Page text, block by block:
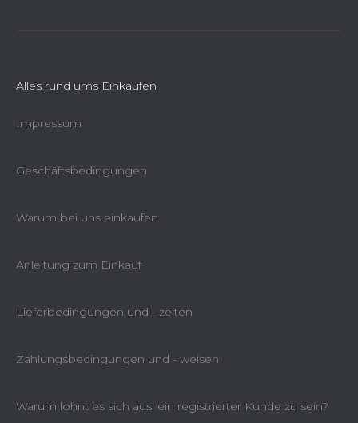
Alles rund ums Einkaufen
Impressum
Geschäftsbedingungen
Warum bei uns einkaufen
Anleitung zum Einkauf
Lieferbedingungen und - zeiten
Zahlungsbedingungen und - weisen
Warum lohnt es sich aus, ein registrierter Kunde zu sein?